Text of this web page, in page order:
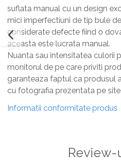
suflata manual cu un design
mici imperfectiuni de tip bule
considerate defecte fiind o
aceasta este lucrata manual.
Nuanta sau intensitatea culorii
monitorul de pe care priviti
garanteaza faptul ca produsul
cu fotografia prezentata pe site.
Informatii conformitate produs
Review-